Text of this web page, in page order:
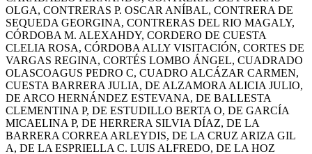
OLGA, CONTRERAS P. OSCAR ANÍBAL, CONTRERA DE
SEQUEDA GEORGINA, CONTRERAS DEL RIO MAGALY,
CÓRDOBA M. ALEXAHDY, CORDERO DE CUESTA
CLELIA ROSA, CÓRDOBA ALLY VISITACIÓN, CORTES DE
VARGAS REGINA, CORTÉS LOMBO ÁNGEL, CUADRADO
OLASCOAGUS PEDRO C, CUADRO ALCÁZAR CARMEN,
CUESTA BARRERA JULIA, DE ALZAMORA ALICIA JULIO,
DE ARCO HERNÁNDEZ ESTEVANA, DE BALLESTA
CLEMENTINA P, DE ESTUDILLO BERTA O, DE GARCÍA
MICAELINA P, DE HERRERA SILVIA DÍAZ, DE LA
BARRERA CORREA ARLEYDIS, DE LA CRUZ ARIZA GIL
A, DE LA ESPRIELLA C. LUIS ALFREDO, DE LA HOZ